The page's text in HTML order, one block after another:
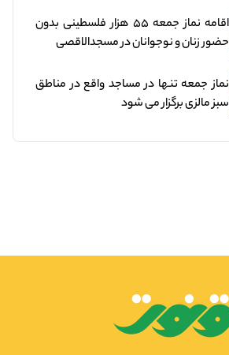
اقامه نماز جمعه ۵۵ هزار فلسطینی بدون
حضور زنان و نوجوانان در مسجدالاقصی
نماز جمعه تنها در مساجد واقع در مناطق
سبز مالزی برگزار می شود